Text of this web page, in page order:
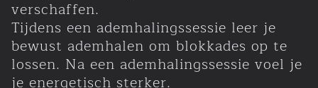
Voettocht Rome
Links
verschaffen.
Tijdens een ademhalingssessie leer je
bewust ademhalen om blokkades op te
lossen. Na een ademhalingssessie voel je
je energetisch sterker.